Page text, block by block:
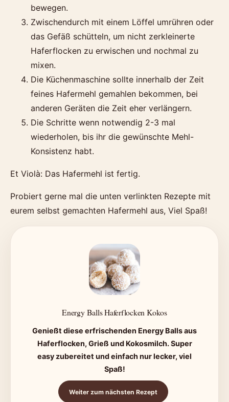
bewegen.
Zwischendurch mit einem Löffel umrühren oder
das Gefäß schütteln, um nicht zerkleinerte
Haferflocken zu erwischen und nochmal zu
mixen.
Die Küchenmaschine sollte innerhalb der Zeit
feines Hafermehl gemahlen bekommen, bei
anderen Geräten die Zeit eher verlängern.
Die Schritte wenn notwendig 2-3 mal
wiederholen, bis ihr die gewünschte Mehl-
Konsistenz habt.
Et Violà: Das Hafermehl ist fertig.
Probiert gerne mal die unten verlinkten Rezepte mit
eurem selbst gemachten Hafermehl aus, Viel Spaß!
Energy Balls Haferflocken Kokos
Genießt diese erfrischenden Energy Balls aus
Haferflocken, Grieß und Kokosmilch. Super
easy zubereitet und einfach nur lecker, viel
Spaß!
Weiter zum nächsten Rezept